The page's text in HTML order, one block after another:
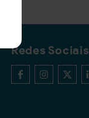
Redes Sociais